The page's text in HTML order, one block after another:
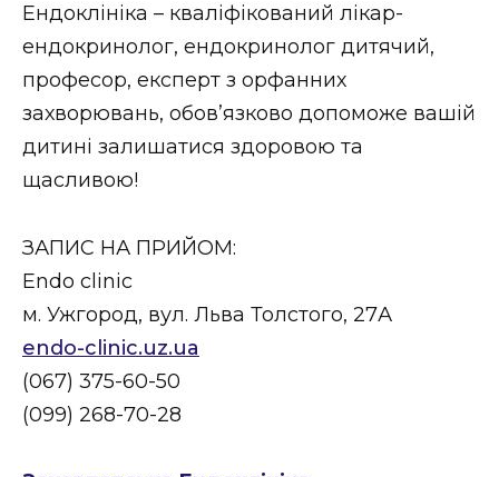
Ендоклініка – кваліфікований лікар-
ендокринолог, ендокринолог дитячий,
професор, експерт з орфанних
захворювань, обов’язково допоможе вашій
дитині залишатися здоровою та
щасливою!
ЗАПИС НА ПРИЙОМ:
Endo clinic
м. Ужгород, вул. Льва Толстого, 27А
endo-clinic.uz.ua
(067) 375-60-50
(099) 268-70-28